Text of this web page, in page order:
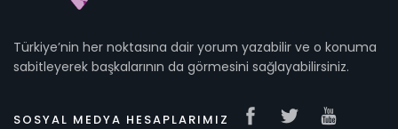
Türkiye’nin her noktasına dair yorum yazabilir ve o konuma
sabitleyerek başkalarının da görmesini sağlayabilirsiniz.
SOSYAL MEDYA HESAPLARIMIZ